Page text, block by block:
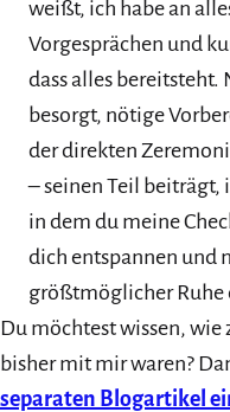
weißt, ich habe an
Vorgesprächen und
dass alles bereitsteht.
besorgt, nötige
der direkten
– seinen Teil beiträgt,
in dem du meine
dich entspannen und
größtmöglicher Ruhe
Du möchtest wissen,
bisher mit mir waren?
separaten Blogartikel